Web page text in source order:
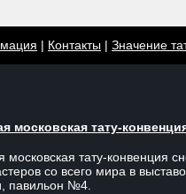
| Контакты | Значение
московская тату-
тату-конвенция
со всего мира в
павильон №4.